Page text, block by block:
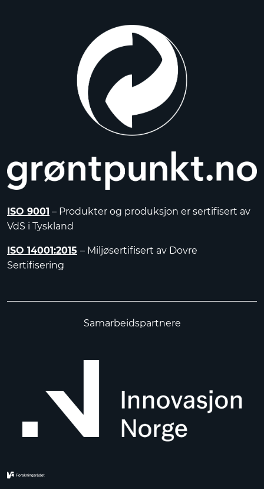
ISO 9001 – Produkter og produksjon er sertifisert av
VdS i Tyskland
ISO 14001:2015 – Miljøsertifisert av Dovre
Sertifisering
Samarbeidspartnere